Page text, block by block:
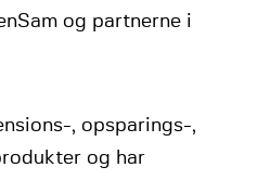
og partnerne i
, opsparings-,
og har